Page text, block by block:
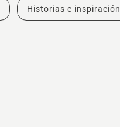
Historias e inspiración